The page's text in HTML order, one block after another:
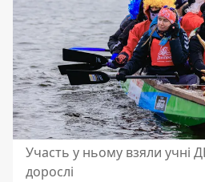
Участь у ньому взяли
дорослі